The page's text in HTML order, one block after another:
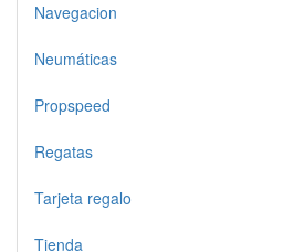
Navegacion
Neumáticas
Propspeed
Regatas
Tarjeta regalo
Tienda